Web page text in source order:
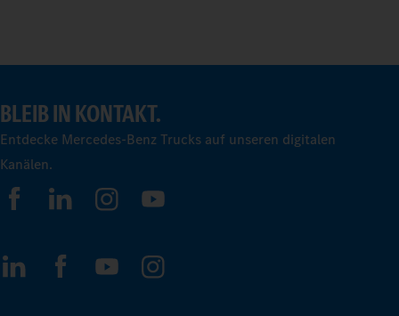
BLEIB IN KONTAKT.
Entdecke Mercedes-Benz Trucks auf unseren digitalen
Kanälen.